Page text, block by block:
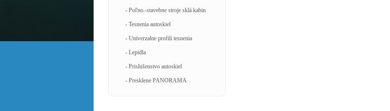
- Poľno.-stavebne stroje sklá kabin
- Tesnenia autoskiel
- Univerzalne profili tesnenia
- Lepidla
- Prislušenstvo autoskiel
- Presklene PANORAMA